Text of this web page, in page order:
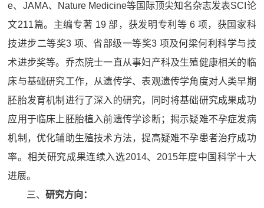
e、JAMA、Nature Medicine等国际顶尖知名杂志发表SCI论
文211篇。主编专著 19 部，获发明专利等 6 项，获国家科
技进步二等奖3 项、省部级一等奖3 项及何梁何利科学与技
术进步奖等。乔杰院士一直从事妇产科及生殖健康相关的临
床与基础研究工作，从遗传学、表观遗传学角度对人类早期
胚胎发育机制进行了深入的研究，同时将基础研究成果成功
应用于临床上胚胎植入前遗传学诊断；揭示疑难不孕症发病
机制，优化辅助生殖技术方法，提高疑难不孕患者治疗成功
率。相关研究成果连续入选2014、2015年度中国科学十大
进展。
三、研究方向：